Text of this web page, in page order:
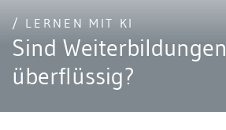
/ LERNEN MIT KI
Sind Weiterbildungen
überflüssig?